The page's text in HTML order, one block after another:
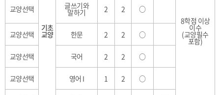
기초
교양
8학점 이상
이수
(교양필수
포함)
교양선택 글쓰기와
말하기 2 2 ○
교양선택 한문 2 2 ○
교양선택 국어 2 2 ○
교양선택 영어 I 1 2 ○